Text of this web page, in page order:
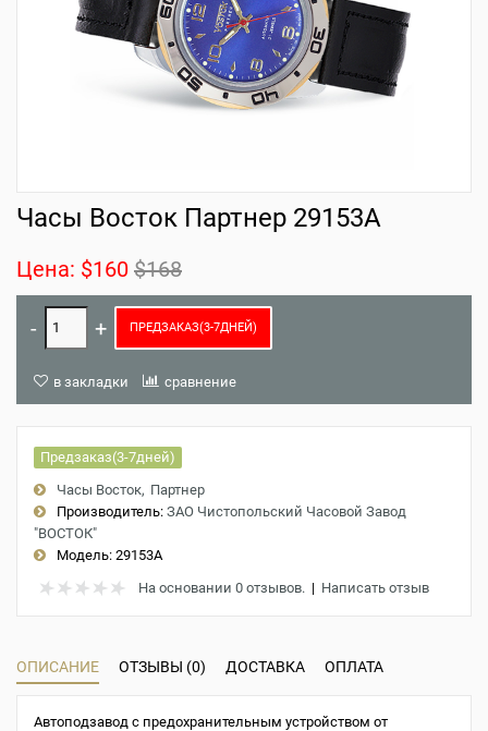
Часы Восток Партнер 29153A
Цена: $160 $168
ПРЕДЗАКАЗ(3-7ДНЕЙ)
в закладки сравнение
Предзаказ(3-7дней)
Часы Восток Партнер
Производитель: ЗАО Чистопольский Часовой Завод
"ВОСТОК"
Модель: 29153A
На основании 0 отзывов. | Написать отзыв
ОПИСАНИЕ ОТЗЫВЫ (0) ДОСТАВКА ОПЛАТА
Автоподзавод с предохранительным устройством от